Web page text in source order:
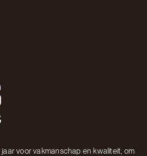
voor vakmanschap en kwaliteit, om